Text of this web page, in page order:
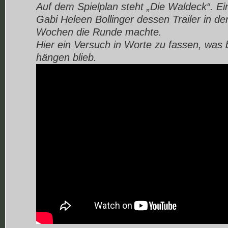
Auf dem Spielplan steht „Die Waldeck“.
Gabi Heleen Bollinger dessen Trailer in
Wochen die Runde machte.
Hier ein Versuch in Worte zu fassen, was
hängen blieb.